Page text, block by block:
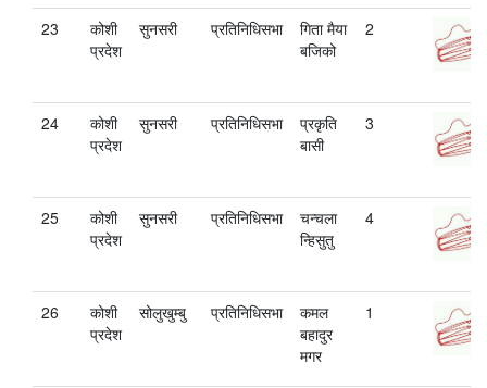
23
कोशी
प्रदेश
सुनसरी प्रतिनिधिसभा
गिता मैया
बजिको
2
24
कोशी
प्रदेश
सुनसरी प्रतिनिधिसभा
प्रकृति
बासी
3
25
कोशी
प्रदेश
सुनसरी प्रतिनिधिसभा
चन्चला
न्हिसुतु
4
26
कोशी
प्रदेश
सोलुखुम्बु प्रतिनिधिसभा
कमल
बहादुर
मगर
1